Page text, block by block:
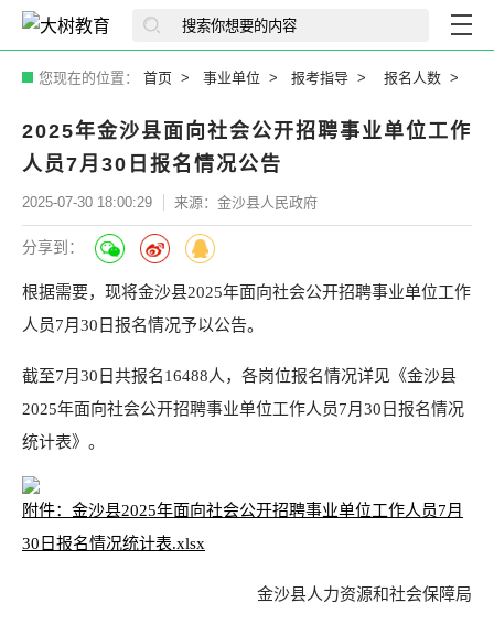
您现在的位置： 首页 事业单位 报考指导 报名人数
2025年​金沙县面向社会公开招聘事业单位工作
人员7月30日报名情况公告
2025-07-30 18:00:29 来源：金沙县人民政府
分享到：
根据需要，现将金沙县2025年面向社会公开招聘事业单位工作
人员7月30日报名情况予以公告。
截至7月30日共报名16488人，各岗位报名情况详见《金沙县
2025年面向社会公开招聘事业单位工作人员7月30日报名情况
统计表》。
附件：金沙县2025年面向社会公开招聘事业单位工作人员7月
30日报名情况统计表.xlsx
金沙县人力资源和社会保障局